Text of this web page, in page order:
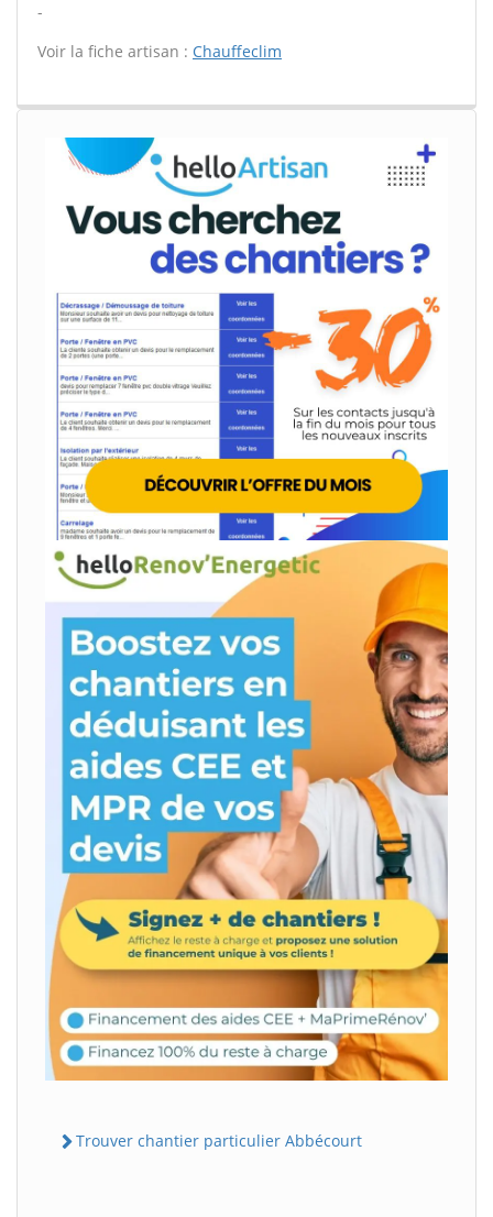
-
Voir la fiche artisan : Chauffeclim
Trouver chantier particulier Abbécourt